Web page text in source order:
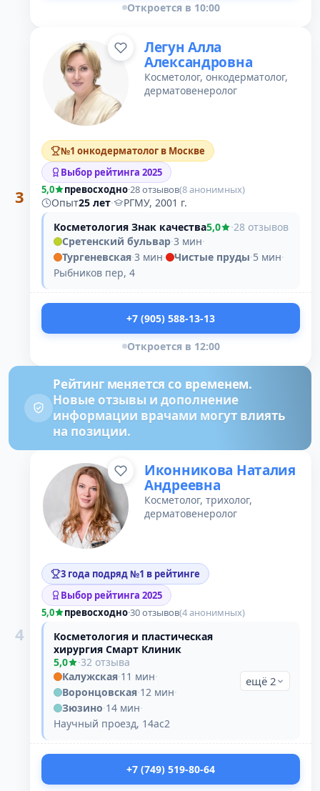
Откроется в 10:00
3
Легун Алла
Александровна
Косметолог, онкодерматолог,
дерматовенеролог
№1 онкодерматолог в Москве
Выбор рейтинга 2025
5,0
превосходно·28 отзывов(8 анонимных)
Опыт25 лет·
РГМУ, 2001 г.
Косметология Знак качества5,0 ·28 отзывов
Сретенский бульвар·3 мин·
Тургеневская·3 мин· Чистые пруды·5 мин·
Рыбников пер, 4
+7 (905) 588-13-13
Откроется в 12:00
Рейтинг меняется со временем.
Новые отзывы и дополнение
информации врачами могут влиять
на позиции.
4
Иконникова Наталия
Андреевна
Косметолог, трихолог,
дерматовенеролог
3 года подряд №1 в рейтинге
Выбор рейтинга 2025
5,0
превосходно·30 отзывов(4 анонимных)
Косметология и пластическая
хирургия Смарт Клиник
5,0
·32 отзыва
Калужская·11 мин·
Воронцовская·12 мин·
Зюзино·14 мин·
Научный проезд, 14ас2
ещё 2
+7 (749) 519-80-64